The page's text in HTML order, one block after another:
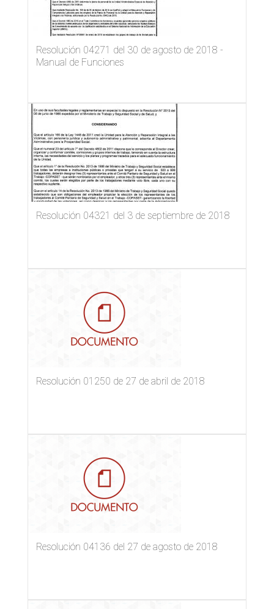
Resolución 04271 del 30 de agosto de 2018 -
Manual de Funciones
Resolución 04321 del 3 de septiembre de 2018
Resolución 01250 de 27 de abril de 2018
Resolución 04136 del 27 de agosto de 2018